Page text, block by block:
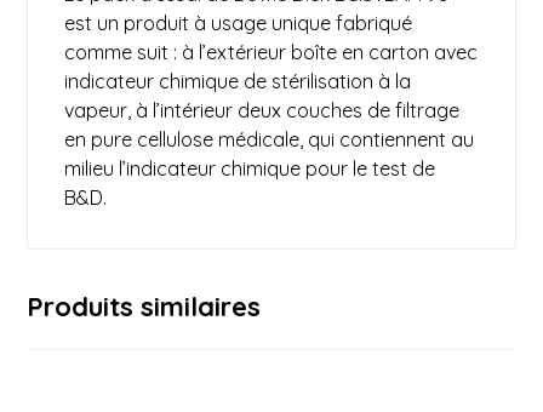
est un produit à usage unique fabriqué
comme suit : à l’extérieur boîte en carton avec
indicateur chimique de stérilisation à la
vapeur, à l’intérieur deux couches de filtrage
en pure cellulose médicale, qui contiennent au
milieu l’indicateur chimique pour le test de
B&D.
Produits similaires